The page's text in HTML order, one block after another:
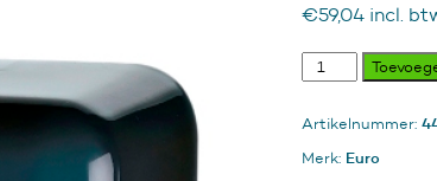
prijs
€59,04incl.
Digitaal
Black
aantal
Artikelnummer:
Merk: Euro